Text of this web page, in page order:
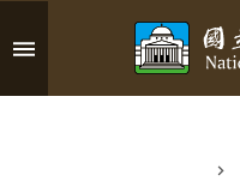
跳到主要內容區塊